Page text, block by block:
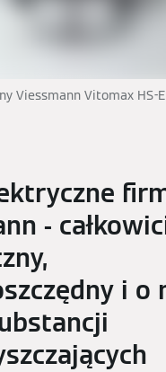
Viessmann Vitomax HS-E
-
i o